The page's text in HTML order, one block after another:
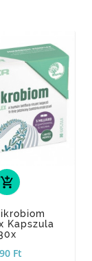
add_shopping_cart
Kapszula
Ft